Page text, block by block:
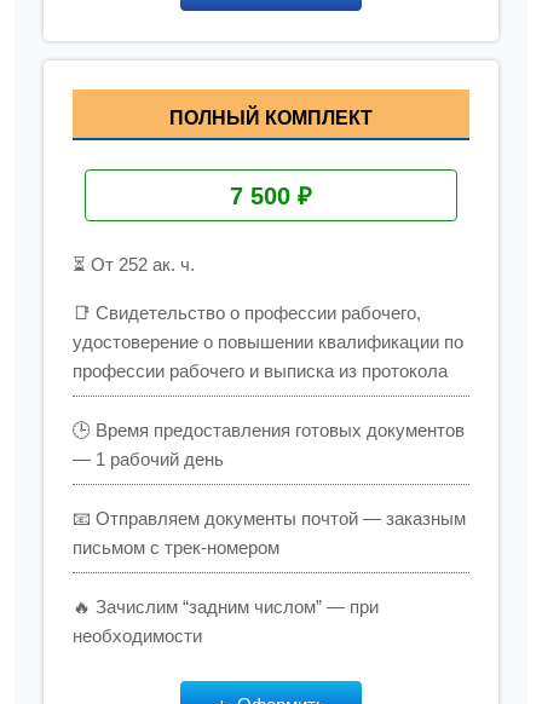
ПОЛНЫЙ КОМПЛЕКТ
7 500 ₽
⏳ От 252 ак. ч.
📑 Свидетельство о профессии рабочего,
удостоверение о повышении квалификации по
профессии рабочего и выписка из протокола
🕒 Время предоставления готовых документов
— 1 рабочий день
📧 Отправляем документы почтой — заказным
письмом с трек-номером
🔥 Зачислим “задним числом” — при
необходимости